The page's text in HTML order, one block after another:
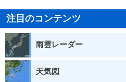
注目のコンテンツ
雨雲レーダー
天気図